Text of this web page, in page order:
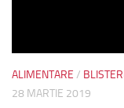
ALIMENTARE /
28 MARTIE 2019